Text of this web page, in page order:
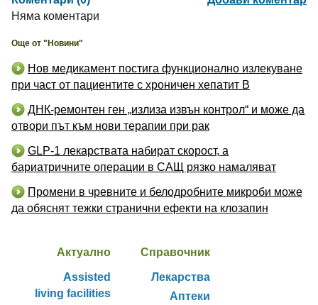
Няма коментари
Още от "Новини"
Нов медикамент постига функционално излекуване
при част от пациентите с хроничен хепатит B
ДНК-ремонтен ген „излиза извън контрол“ и може да
отвори път към нови терапии при рак
GLP-1 лекарствата набират скорост, а
бариатричните операции в САЩ рязко намаляват
Промени в чревните и белодробните микроби може
да обяснят тежки странични ефекти на клозапин
Актуално
Assisted
living facilities
Справочник
Лекарства
Аптеки